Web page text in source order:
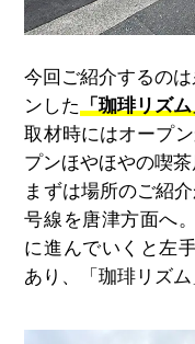
今回ご紹介するの
ンした「珈琲リズ
取材時にはオープ
プンほやほやの喫茶
まずは場所のご紹
号線を唐津方面へ
に進んでいくと左
あり、「珈琲リズム